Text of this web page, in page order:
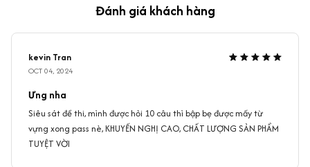
Đánh giá khách hàng
kevin Tran
OCT 04, 2024
Ưng nha
Siêu sát đề thi, mình được hỏi 10 câu thì bập bẹ được mấy từ
vựng xong pass nè, KHUYẾN NGHỊ CAO, CHẤT LƯỢNG SẢN PHẨM
TUYỆT VỜI